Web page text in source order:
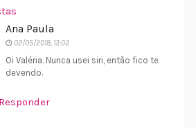
Ana Paula
02/05/2018, 13:02
Oi Valéria. Nunca usei siri, então fico te
devendo.
Responder